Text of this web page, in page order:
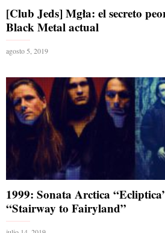
[Club Jeds] Mgła: el secreto
Black Metal actual
agosto 5, 2019
1999: Sonata Arctica
“Stairway to Fairyland”